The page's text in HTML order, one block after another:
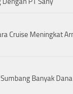
Cruise Meningkat
Banyak